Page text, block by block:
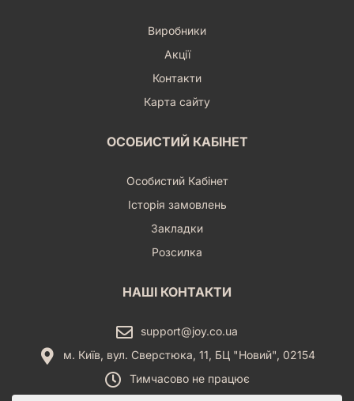
Виробники
Акції
Контакти
Карта сайту
ОСОБИСТИЙ КАБІНЕТ
Особистий Кабінет
Історія замовлень
Закладки
Розсилка
НАШІ КОНТАКТИ
support@joy.co.ua
м. Київ, вул. Сверстюка, 11, БЦ "Новий", 02154
Тимчасово не працює